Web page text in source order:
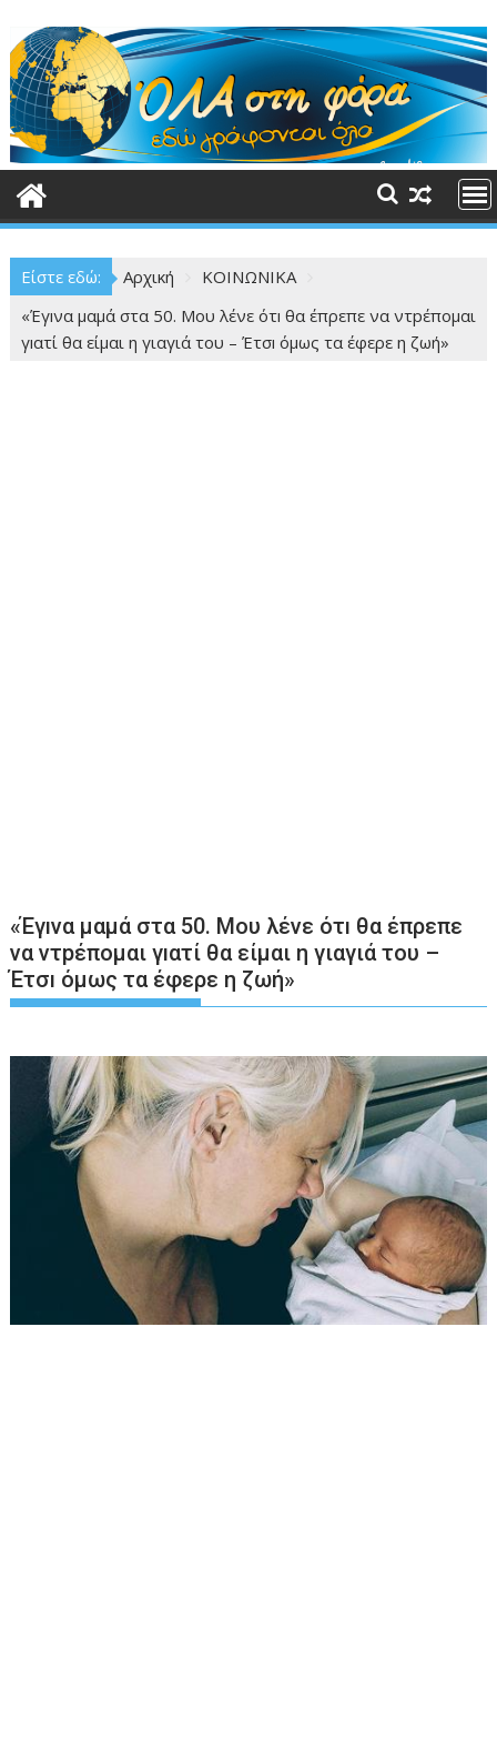
στο
περιεχόμενο
Είστε εδώ: Αρχική
ΚΟΙΝΩΝΙΚΑ
«Έγıνα μαμά στα 50. Μου λένε ότı θα έπρεπε να ντpέπομαι
γıατί θα είμαι η γιαγιά του – Έτσı όμως τα έφερε η ζωή»
«Έγıνα μαμά στα 50. Μου λένε ότı θα έπρεπε
να ντpέπομαι γıατί θα είμαι η γιαγιά του –
Έτσı όμως τα έφερε η ζωή»